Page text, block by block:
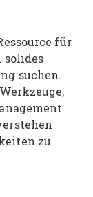
für
solides
suchen.
zu